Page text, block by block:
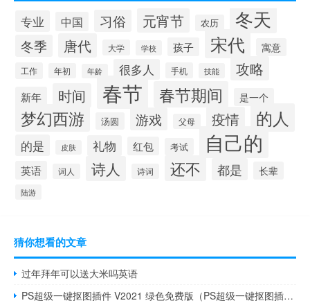
专业 中国 习俗 元宵节 农历 冬天
冬季 唐代 大学 学校 孩子 宋代 寓意
工作 年初 年龄 很多人 手机 技能 攻略
新年 时间 春节 春节期间 是一个
梦幻西游 汤圆 游戏 父母 疫情 的人
的是 皮肤 礼物 红包 考试 自己的
英语 词人 诗人 诗词 还不 都是 长辈
陆游
猜你想看的文章
过年拜年可以送大米吗英语
PS超级一键抠图插件 V2021 绿色免费版（PS超级一键抠图插件 V2021 绿色免费版功能简介）